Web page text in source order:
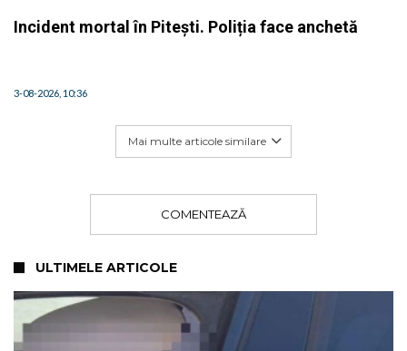
Incident mortal în Pitești. Poliția face anchetă
3-08-2026, 10:36
Mai multe articole similare
COMENTEAZĂ
ULTIMELE ARTICOLE